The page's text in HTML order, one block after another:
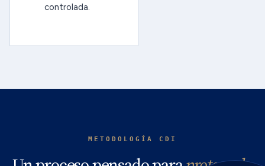
controlada.
METODOLOGÍA CDI